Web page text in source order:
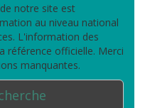
notre site est
au niveau national
L'information des
référence officielle. Merci
manquantes.